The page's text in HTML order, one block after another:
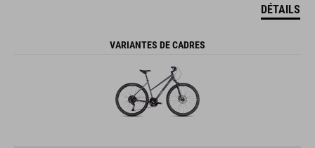
DÉTAILS
VARIANTES DE CADRES